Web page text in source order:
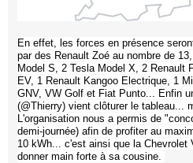
En effet, les forces en présence
par des Renault Zoé au nombre de
Model S, 2 Tesla Model X, 2 Renault
EV, 1 Renault Kangoo Electrique, 1
GNV, VW Golf et Fiat Punto... Enfin
(@Thierry) vient clôturer le tableau...
L'organisation nous a permis de
demi-journée) afin de profiter au
10 kWh... c'est ainsi que la Chevrolet
donner main forte à sa cousine.